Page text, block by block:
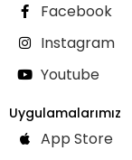
Facebook
Instagram
Youtube
Uygulamalarımız
App Store